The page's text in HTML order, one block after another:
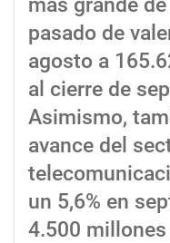
pasado de
agosto a
al cierre de
Asimismo,
avance del
un 5,6% en
4.500